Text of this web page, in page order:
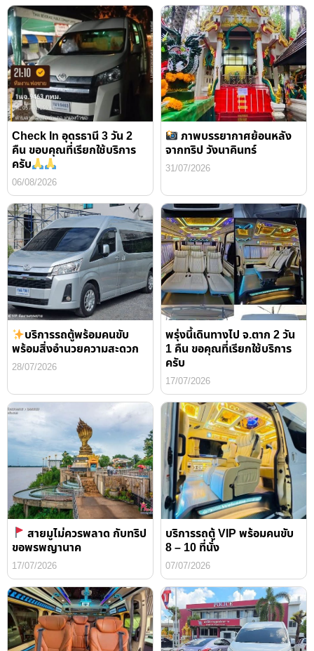
Check In อุดรธานี 3 วัน 2
คืน ขอบคุณที่เรียกใช้บริการ
ครับ
06/08/2026
ภาพบรรยากาศย้อนหลัง
จากทริป วังนาคินทร์
31/07/2026
บริการรถตู้พร้อมคนขับ
พร้อมสิ่งอำนวยความสะดวก
28/07/2026
พรุ่งนี้เดินทางไป จ.ตาก 2 วัน
1 คืน ขอคุณที่เรียกใช้บริการ
ครับ
17/07/2026
สายมูไม่ควรพลาด กับทริป
ขอพรพญานาค
17/07/2026
บริการรถตู้ VIP พร้อมคนขับ
8 – 10 ที่นั่ง
07/07/2026